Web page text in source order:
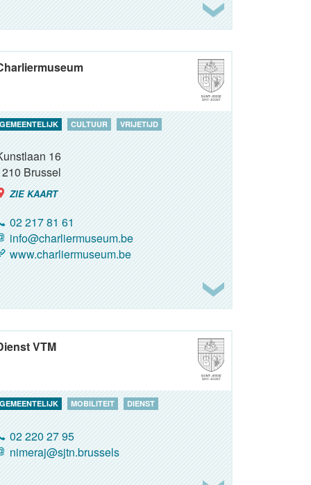
GEMEENTELIJK CULTUUR VRIJETIJD
16
Brussel
ZIE KAART
02 217 81 61
info@charliermuseum.be
www.charliermuseum.be
VTM
GEMEENTELIJK MOBILITEIT DIENST
02 220 27 95
nimeraj@sjtn.brussels